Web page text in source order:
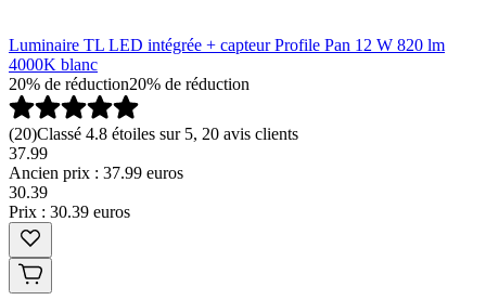
Luminaire TL LED intégrée + capteur Profile Pan 12 W 820 lm
4000K blanc
20% de réduction20% de réduction
(20)Classé 4.8 étoiles sur 5, 20 avis clients
37.99
Ancien prix : 37.99 euros
30.39
Prix : 30.39 euros